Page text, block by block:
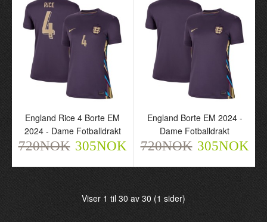
England Hjemme EM
2024 - Dame Fotballdrakt
720NOK
England Kane 9 Borte EM
2024 - Dame Fotballdrakt
720NOK
England Rice 4 Borte EM
2024 - Dame Fotballdrakt
720NOK 305NOK
England Borte EM 2024 -
Dame Fotballdrakt
720NOK 305NOK
Viser 1 til 30 av 30 (1 sider)